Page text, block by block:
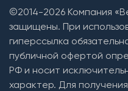
©2014-2026 Компания
защищены. При
гиперссылка
публичной офертой
РФ и носит
характер. Для